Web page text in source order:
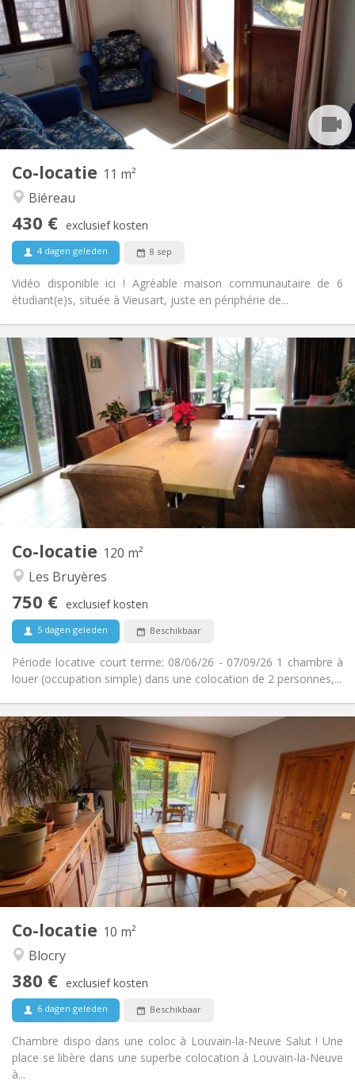
Co-locatie 11 m²
Biéreau
430 € exclusief kosten
4 dagen geleden 8 sep
Vidéo disponible ici ! Agréable maison communautaire de 6
étudiant(e)s, située à Vieusart, juste en périphérie de...
Kosten:
100 €
Duur:
12 maanden
Domiciliëring:
Toegelaten
Inrichting
Badkamer:
Gemeenschappelijk
Keuken:
Gemeenschappelijk
Oppervlakte:
11 m
2
Private kamers:
Co-locatie 120 m²
Les Bruyères
750 € exclusief kosten
5 dagen geleden Beschikbaar
Période locative court terme: 08/06/26 - 07/09/26 1 chambre à
louer (occupation simple) dans une colocation de 2 personnes,...
Praktische Informatie
Huur:
750 €
Kosten:
50 €
Duur:
3-4 maanden, zomervakantie
Domiciliëring:
Nee
Inrichting
Badkamer:
Privaat
Keuken:
Gemeenschappelijk
Oppervlakte:
120 m
Private kamers:
2
Co-locatie 10 m²
Blocry
380 € exclusief kosten
6 dagen geleden Beschikbaar
Chambre dispo dans une coloc à Louvain-la-Neuve Salut ! Une
place se libère dans une superbe colocation à Louvain-la-Neuve
à...
Praktische Informatie
Huur:
380 €
Kosten:
120 €
Duur:
12 maanden
Domiciliëring:
Toegelaten
Inrichting
Badkamer:
Gemeenschappelijk
Keuken:
Gemeenschappelijk
Oppervlakte:
10 m
2
Private kamers:
1